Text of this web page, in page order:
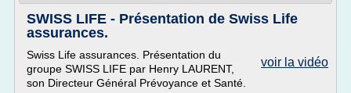
SWISS LIFE - Présentation de Swiss Life
assurances.
voir la vidéo
Swiss Life assurances. Présentation du
groupe SWISS LIFE par Henry LAURENT,
son Directeur Général Prévoyance et Santé.